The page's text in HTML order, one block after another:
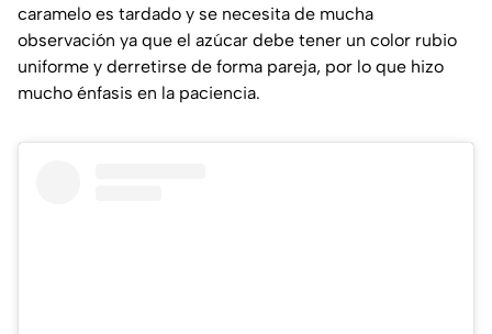
caramelo es tardado y se necesita de mucha
observación ya que el azúcar debe tener un color rubio
uniforme y derretirse de forma pareja, por lo que hizo
mucho énfasis en la paciencia.